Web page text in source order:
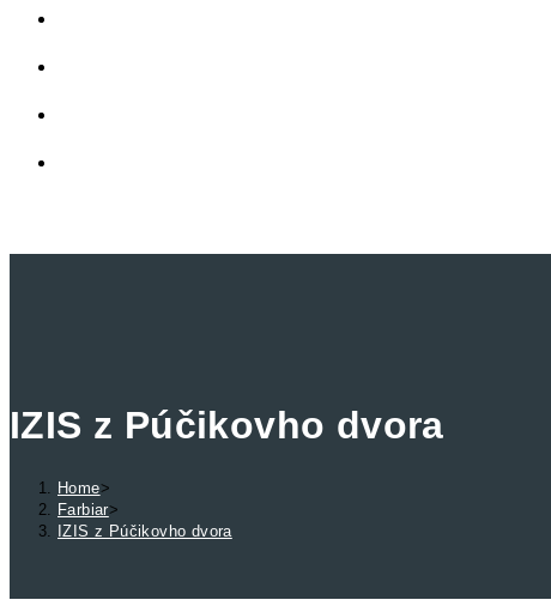
SEARCH
IZIS z Púčikovho dvora
Home>
Farbiar>
IZIS z Púčikovho dvora